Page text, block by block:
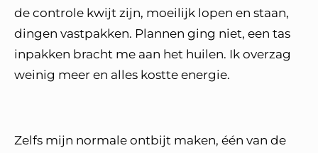
de controle kwijt zijn, moeilijk lopen en staan,
dingen vastpakken. Plannen ging niet, een tas
inpakken bracht me aan het huilen. Ik overzag
weinig meer en alles kostte energie.
Zelfs mijn normale ontbijt maken, één van de